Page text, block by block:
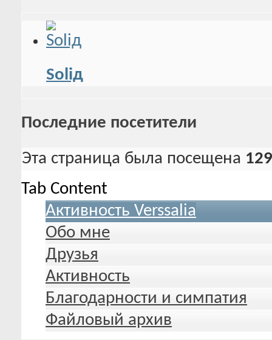
Soliд
Последние посетители
Эта страница была посещена
Tab Content
Активность Verssalia
Обо мне
Друзья
Активность
Благодарности и симпатия
Файловый архив